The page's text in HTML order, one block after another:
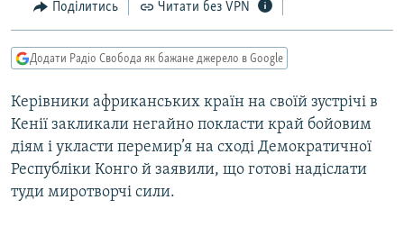
до
пошуку
СУСПІЛЬСТВО
УКРАЇНА
СВІТ
ДОНБАС.РЕАЛІЇ
ТИ ЯК?
СХЕМИ
КИТАЙ.ВИКЛИКИ
МУЛЬТИМЕДІА
ФОТО
Поділитись Читати без VPN
Додати Радіо Свобода як бажане джерело в Google
Керівники африканських країн на своїй зустрічі в
Кенії закликали негайно покласти край бойовим
діям і укласти перемир’я на сході Демократичної
Республіки Конго й заявили, що готові надіслати
туди миротворчі сили.